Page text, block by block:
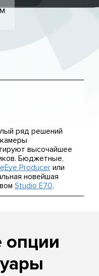
ряд решений
высочайшее
Бюджетные,
Producer или
новейшая
Studio E70.